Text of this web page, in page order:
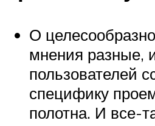
О
мнения разные,
пользователей
специфику
полотна. И все-